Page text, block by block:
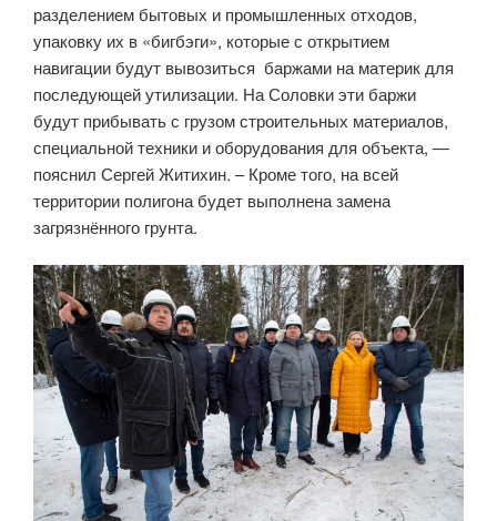
разделением бытовых и промышленных отходов,
упаковку их в «бигбэги», которые с открытием
навигации будут вывозиться баржами на материк для
последующей утилизации. На Соловки эти баржи
будут прибывать с грузом строительных материалов,
специальной техники и оборудования для объекта, —
пояснил Сергей Житихин. – Кроме того, на всей
территории полигона будет выполнена замена
загрязнённого грунта.